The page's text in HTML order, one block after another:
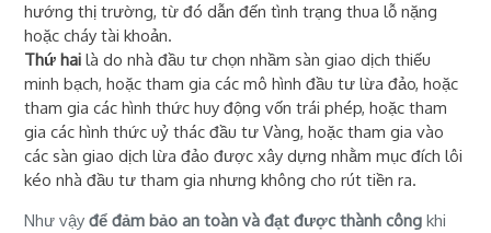
hướng thị trường, từ đó dẫn đến tình trạng thua lỗ nặng
hoặc cháy tài khoản.
Thứ hai là do nhà đầu tư chọn nhầm sàn giao dịch thiếu
minh bạch, hoặc tham gia các mô hình đầu tư lừa đảo, hoặc
tham gia các hình thức huy động vốn trái phép, hoặc tham
gia các hình thức uỷ thác đầu tư Vàng, hoặc tham gia vào
các sàn giao dịch lừa đảo được xây dựng nhằm mục đích lôi
kéo nhà đầu tư tham gia nhưng không cho rút tiền ra.
Như vậyđể đảm bảo an toàn và đạt được thành công khi